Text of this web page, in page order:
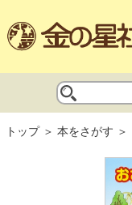
トップ 本をさがす